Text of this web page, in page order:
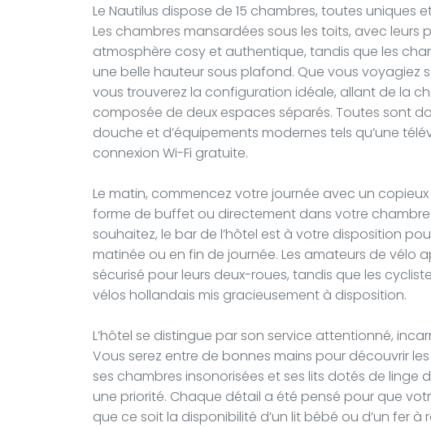
Le Nautilus dispose de 15 chambres, toutes
Les chambres mansardées sous les toits, avec
atmosphère cosy et authentique, tandis que les
une belle hauteur sous plafond. Que vous voyagiez
vous trouverez la configuration idéale, allant de la
composée de deux espaces séparés. Toutes sont
douche et d’équipements modernes tels qu’une
connexion Wi-Fi gratuite.
Le matin, commencez votre journée avec un
forme de buffet ou directement dans votre
souhaitez, le bar de l’hôtel est à votre disposition
matinée ou en fin de journée. Les amateurs de vélo
sécurisé pour leurs deux-roues, tandis que les
vélos hollandais mis gracieusement à disposition.
L’hôtel se distingue par son service attentionné,
Vous serez entre de bonnes mains pour découvrir
ses chambres insonorisées et ses lits dotés de linge
une priorité. Chaque détail a été pensé pour que
que ce soit la disponibilité d’un lit bébé ou d’un fer à